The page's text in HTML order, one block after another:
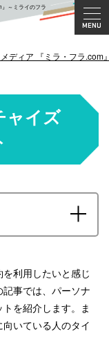
～ミライのフラ
ディア 『ミラ・フラ.com
ャイズ
利用したいと感じ
事では、パーソナ
を紹介します。ま
いている人のタイ